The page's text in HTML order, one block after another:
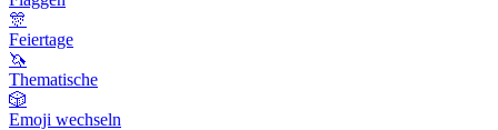
🎊
Feiertage
🦄
Thematische
🎲
Emoji wechseln